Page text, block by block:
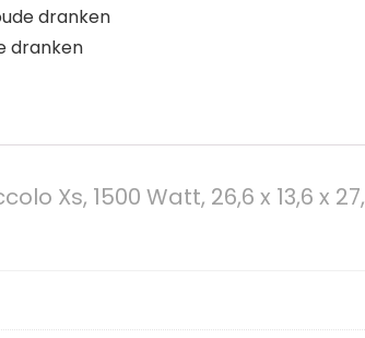
dranken
dranken
Xs, 1500 Watt, 26,6 x 13,6 x